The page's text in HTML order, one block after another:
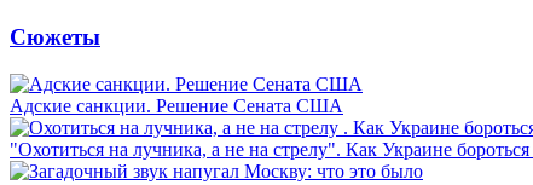
Сюжеты
Адские санкции. Решение Сената США
"Охотиться на лучника, а не на стрелу". Как Украине бороться